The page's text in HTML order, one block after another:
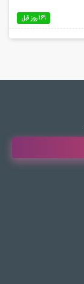
169 روز قبل